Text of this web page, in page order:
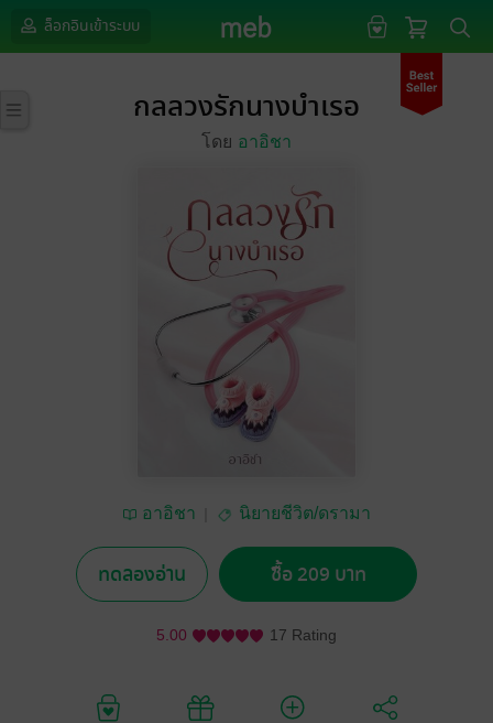
ล็อกอินเข้าระบบ
กลลวงรักนางบำเรอ
โดย อาอิชา
อาอิชา นิยายชีวิต/ดรามา
ทดลองอ่าน ซื้อ 209 บาท
5.00 17 Rating